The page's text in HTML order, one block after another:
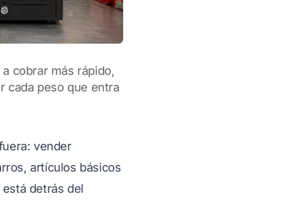
cobrar más rápido,
cada peso que entra
vender
artículos básicos
detrás del